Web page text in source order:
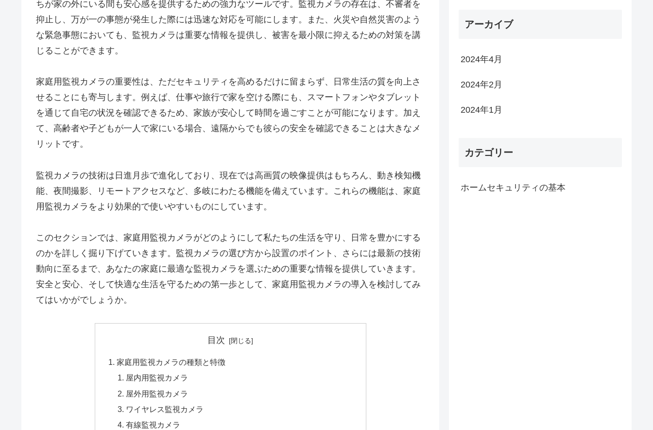
ちが家の外にいる間も安心感を提供するための強力なツールです。監視カメラの存在は、不審者を
抑止し、万が一の事態が発生した際には迅速な対応を可能にします。また、火災や自然災害のよう
な緊急事態においても、監視カメラは重要な情報を提供し、被害を最小限に抑えるための対策を講
じることができます。
家庭用監視カメラの重要性は、ただセキュリティを高めるだけに留まらず、日常生活の質を向上さ
せることにも寄与します。例えば、仕事や旅行で家を空ける際にも、スマートフォンやタブレット
を通じて自宅の状況を確認できるため、家族が安心して時間を過ごすことが可能になります。加え
て、高齢者や子どもが一人で家にいる場合、遠隔からでも彼らの安全を確認できることは大きなメ
リットです。
監視カメラの技術は日進月歩で進化しており、現在では高画質の映像提供はもちろん、動き検知機
能、夜間撮影、リモートアクセスなど、多岐にわたる機能を備えています。これらの機能は、家庭
用監視カメラをより効果的で使いやすいものにしています。
このセクションでは、家庭用監視カメラがどのようにして私たちの生活を守り、日常を豊かにする
のかを詳しく掘り下げていきます。監視カメラの選び方から設置のポイント、さらには最新の技術
動向に至るまで、あなたの家庭に最適な監視カメラを選ぶための重要な情報を提供していきます。
安全と安心、そして快適な生活を守るための第一歩として、家庭用監視カメラの導入を検討してみ
てはいかがでしょうか。
目次
家庭用監視カメラの種類と特徴
屋内用監視カメラ
屋外用監視カメラ
ワイヤレス監視カメラ
有線監視カメラ
アーカイブ
2024年4月
2024年2月
2024年1月
カテゴリー
ホームセキュリティの基本